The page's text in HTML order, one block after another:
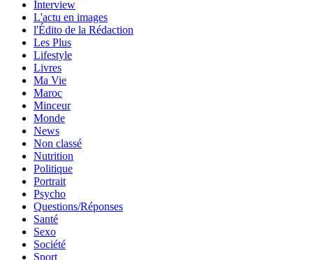
Interview
L'actu en images
l'Édito de la Rédaction
Les Plus
Lifestyle
Livres
Ma Vie
Maroc
Minceur
Monde
News
Non classé
Nutrition
Politique
Portrait
Psycho
Questions/Réponses
Santé
Sexo
Société
Sport